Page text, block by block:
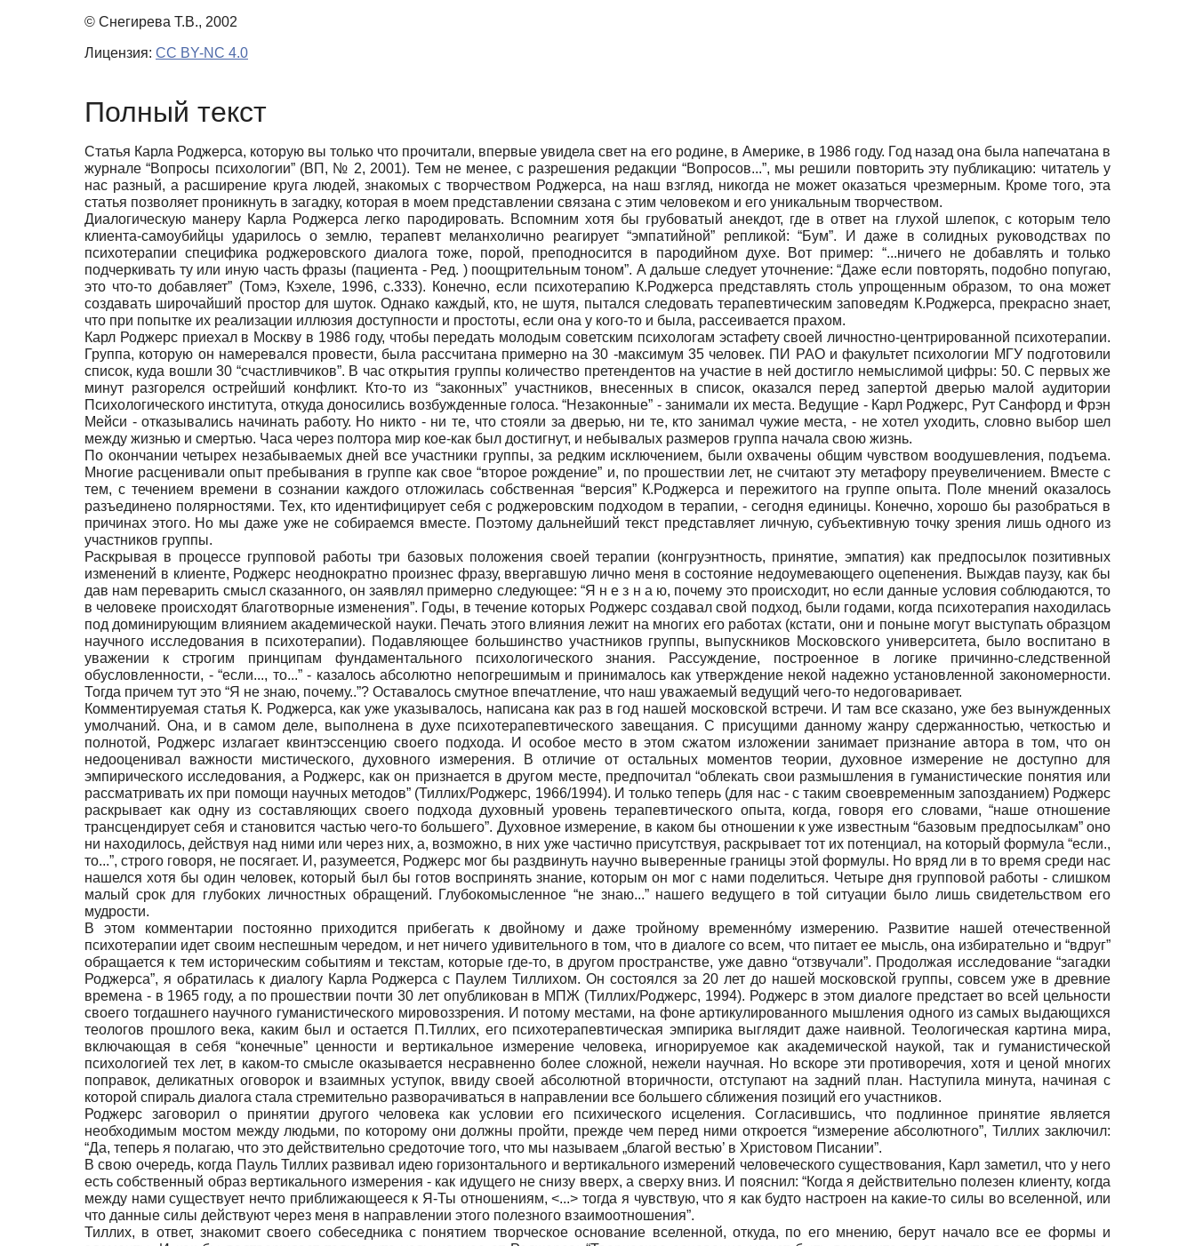
© Снегирева Т.В., 2002
Лицензия: CC BY-NC 4.0
Полный текст
Статья Карла Роджерса, которую вы только что прочитали, впервые увидела свет на его родине, в Америке, в 1986 году. Год назад она была напечатана в
журнале “Вопросы психологии” (ВП, № 2, 2001). Тем не менее, с разрешения редакции “Вопросов...”, мы решили повторить эту публикацию: читатель у
нас разный, а расширение круга людей, знакомых с творчеством Роджерса, на наш взгляд, никогда не может оказаться чрезмерным. Кроме того, эта
статья позволяет проникнуть в загадку, которая в моем представлении связана с этим человеком и его уникальным творчеством.
Диалогическую манеру Карла Роджерса легко пародировать. Вспомним хотя бы грубоватый анекдот, где в ответ на глухой шлепок, с которым тело
клиента-самоубийцы ударилось о землю, терапевт меланхолично реагирует “эмпатийной” репликой: “Бум”. И даже в солидных руководствах по
психотерапии специфика роджеровского диалога тоже, порой, преподносится в пародийном духе. Вот пример: “...ничего не добавлять и только
подчеркивать ту или иную часть фразы (пациента - Ред. ) поощрительным тоном”. А дальше следует уточнение: “Даже если повторять, подобно попугаю,
это что-то добавляет” (Томэ, Кэхеле, 1996, с.333). Конечно, если психотерапию К.Роджерса представлять столь упрощенным образом, то она может
создавать широчайший простор для шуток. Однако каждый, кто, не шутя, пытался следовать терапевтическим заповедям К.Роджерса, прекрасно знает,
что при попытке их реализации иллюзия доступности и простоты, если она у кого-то и была, рассеивается прахом.
Карл Роджерс приехал в Москву в 1986 году, чтобы передать молодым советским психологам эстафету своей личностно-центрированной психотерапии.
Группа, которую он намеревался провести, была рассчитана примерно на 30 -максимум 35 человек. ПИ РАО и факультет психологии МГУ подготовили
список, куда вошли 30 “счастливчиков”. В час открытия группы количество претендентов на участие в ней достигло немыслимой цифры: 50. С первых же
минут разгорелся острейший конфликт. Кто-то из “законных” участников, внесенных в список, оказался перед запертой дверью малой аудитории
Психологического института, откуда доносились возбужденные голоса. “Незаконные” - занимали их места. Ведущие - Карл Роджерс, Рут Санфорд и Фрэн
Мейси - отказывались начинать работу. Но никто - ни те, что стояли за дверью, ни те, кто занимал чужие места, - не хотел уходить, словно выбор шел
между жизнью и смертью. Часа через полтора мир кое-как был достигнут, и небывалых размеров группа начала свою жизнь.
По окончании четырех незабываемых дней все участники группы, за редким исключением, были охвачены общим чувством воодушевления, подъема.
Многие расценивали опыт пребывания в группе как свое “второе рождение” и, по прошествии лет, не считают эту метафору преувеличением. Вместе с
тем, с течением времени в сознании каждого отложилась собственная “версия” К.Роджерса и пережитого на группе опыта. Поле мнений оказалось
разъединено полярностями. Тех, кто идентифицирует себя с роджеровским подходом в терапии, - сегодня единицы. Конечно, хорошо бы разобраться в
причинах этого. Но мы даже уже не собираемся вместе. Поэтому дальнейший текст представляет личную, субъективную точку зрения лишь одного из
участников группы.
Раскрывая в процессе групповой работы три базовых положения своей терапии (конгруэнтность, принятие, эмпатия) как предпосылок позитивных
изменений в клиенте, Роджерс неоднократно произнес фразу, ввергавшую лично меня в состояние недоумевающего оцепенения. Выждав паузу, как бы
дав нам переварить смысл сказанного, он заявлял примерно следующее: “Я н е з н а ю, почему это происходит, но если данные условия соблюдаются, то
в человеке происходят благотворные изменения”. Годы, в течение которых Роджерс создавал свой подход, были годами, когда психотерапия находилась
под доминирующим влиянием академической науки. Печать этого влияния лежит на многих его работах (кстати, они и поныне могут выступать образцом
научного исследования в психотерапии). Подавляющее большинство участников группы, выпускников Московского университета, было воспитано в
уважении к строгим принципам фундаментального психологического знания. Рассуждение, построенное в логике причинно-следственной
обусловленности, - “если..., то...” - казалось абсолютно непогрешимым и принималось как утверждение некой надежно установленной закономерности.
Тогда причем тут это “Я не знаю, почему..”? Оставалось смутное впечатление, что наш уважаемый ведущий чего-то недоговаривает.
Комментируемая статья К. Роджерса, как уже указывалось, написана как раз в год нашей московской встречи. И там все сказано, уже без вынужденных
умолчаний. Она, и в самом деле, выполнена в духе психотерапевтического завещания. С присущими данному жанру сдержанностью, четкостью и
полнотой, Роджерс излагает квинтэссенцию своего подхода. И особое место в этом сжатом изложении занимает признание автора в том, что он
недооценивал важности мистического, духовного измерения. В отличие от остальных моментов теории, духовное измерение не доступно для
эмпирического исследования, а Роджерс, как он признается в другом месте, предпочитал “облекать свои размышления в гуманистические понятия или
рассматривать их при помощи научных методов” (Тиллих/Роджерс, 1966/1994). И только теперь (для нас - с таким своевременным запозданием) Роджерс
раскрывает как одну из составляющих своего подхода духовный уровень терапевтического опыта, когда, говоря его словами, “наше отношение
трансцендирует себя и становится частью чего-то большего”. Духовное измерение, в каком бы отношении к уже известным “базовым предпосылкам” оно
ни находилось, действуя над ними или через них, а, возможно, в них уже частично присутствуя, раскрывает тот их потенциал, на который формула “если.,
то...”, строго говоря, не посягает. И, разумеется, Роджерс мог бы раздвинуть научно выверенные границы этой формулы. Но вряд ли в то время среди нас
нашелся хотя бы один человек, который был бы готов воспринять знание, которым он мог с нами поделиться. Четыре дня групповой работы - слишком
малый срок для глубоких личностных обращений. Глубокомысленное “не знаю...” нашего ведущего в той ситуации было лишь свидетельством его
мудрости.
В этом комментарии постоянно приходится прибегать к двойному и даже тройному временнóму измерению. Развитие нашей отечественной
психотерапии идет своим неспешным чередом, и нет ничего удивительного в том, что в диалоге со всем, что питает ее мысль, она избирательно и “вдруг”
обращается к тем историческим событиям и текстам, которые где-то, в другом пространстве, уже давно “отзвучали”. Продолжая исследование “загадки
Роджерса”, я обратилась к диалогу Карла Роджерса с Паулем Тиллихом. Он состоялся за 20 лет до нашей московской группы, совсем уже в древние
времена - в 1965 году, а по прошествии почти 30 лет опубликован в МПЖ (Тиллих/Роджерс, 1994). Роджерс в этом диалоге предстает во всей цельности
своего тогдашнего научного гуманистического мировоззрения. И потому местами, на фоне артикулированного мышления одного из самых выдающихся
теологов прошлого века, каким был и остается П.Тиллих, его психотерапевтическая эмпирика выглядит даже наивной. Теологическая картина мира,
включающая в себя “конечные” ценности и вертикальное измерение человека, игнорируемое как академической наукой, так и гуманистической
психологией тех лет, в каком-то смысле оказывается несравненно более сложной, нежели научная. Но вскоре эти противоречия, хотя и ценой многих
поправок, деликатных оговорок и взаимных уступок, ввиду своей абсолютной вторичности, отступают на задний план. Наступила минута, начиная с
которой спираль диалога стала стремительно разворачиваться в направлении все большего сближения позиций его участников.
Роджерс заговорил о принятии другого человека как условии его психического исцеления. Согласившись, что подлинное принятие является
необходимым мостом между людьми, по которому они должны пройти, прежде чем перед ними откроется “измерение абсолютного”, Тиллих заключил:
“Да, теперь я полагаю, что это действительно средоточие того, что мы называем „благой вестью’ в Христовом Писании”.
В свою очередь, когда Пауль Тиллих развивал идею горизонтального и вертикального измерений человеческого существования, Карл заметил, что у него
есть собственный образ вертикального измерения - как идущего не снизу вверх, а сверху вниз. И пояснил: “Когда я действительно полезен клиенту, когда
между нами существует нечто приближающееся к Я-Ты отношениям, <...> тогда я чувствую, что я как будто настроен на какие-то силы во вселенной, или
что данные силы действуют через меня в направлении этого полезного взаимоотношения”.
Тиллих, в ответ, знакомит своего собеседника с понятием творческое основание вселенной, откуда, по его мнению, берут начало все ее формы и